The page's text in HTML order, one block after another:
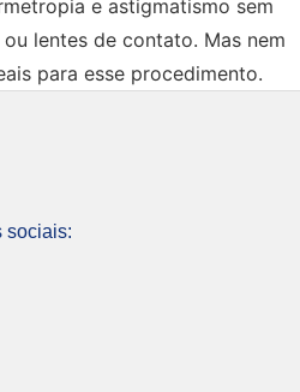
e astigmatismo sem
lentes de contato. Mas nem
para esse procedimento.
sociais: